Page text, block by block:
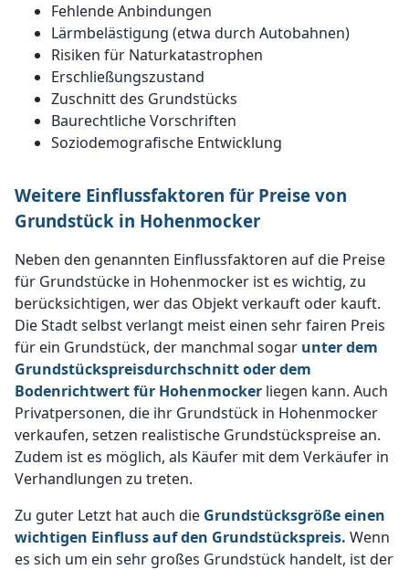
Fehlende Anbindungen
Lärmbelästigung (etwa durch Autobahnen)
Risiken für Naturkatastrophen
Erschließungszustand
Zuschnitt des Grundstücks
Baurechtliche Vorschriften
Soziodemografische Entwicklung
Weitere Einflussfaktoren für Preise von
Grundstück in Hohenmocker
Neben den genannten Einflussfaktoren auf die Preise
für Grundstücke in Hohenmocker ist es wichtig, zu
berücksichtigen, wer das Objekt verkauft oder kauft.
Die Stadt selbst verlangt meist einen sehr fairen Preis
für ein Grundstück, der manchmal sogar unter dem
Grundstückspreisdurchschnitt oder dem
Bodenrichtwert für Hohenmocker liegen kann. Auch
Privatpersonen, die ihr Grundstück in Hohenmocker
verkaufen, setzen realistische Grundstückspreise an.
Zudem ist es möglich, als Käufer mit dem Verkäufer in
Verhandlungen zu treten.
Zu guter Letzt hat auch die Grundstücksgröße einen
wichtigen Einfluss auf den Grundstückspreis. Wenn
es sich um ein sehr großes Grundstück handelt, ist der